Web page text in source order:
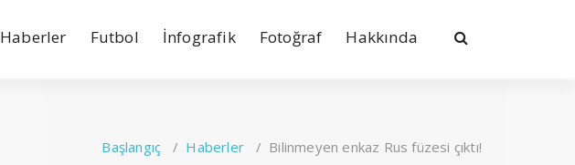
Haberler Futbol İnfografik Fotoğraf Hakkında
Başlangıç / Haberler/ Bilinmeyen enkaz Rus füzesi çıktı!